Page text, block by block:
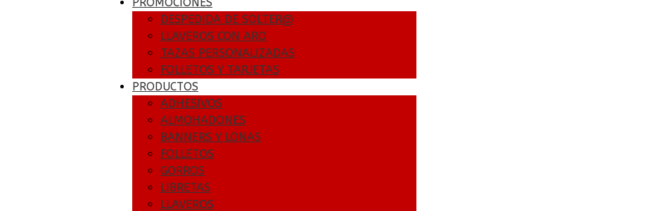
DESPEDIDA DE SOLTER@
LLAVEROS CON ARO
TAZAS PERSONALIZADAS
FOLLETOS Y TARJETAS
PRODUCTOS
ADHESIVOS
ALMOHADONES
BANNERS Y LONAS
FOLLETOS
GORROS
LIBRETAS
LLAVEROS